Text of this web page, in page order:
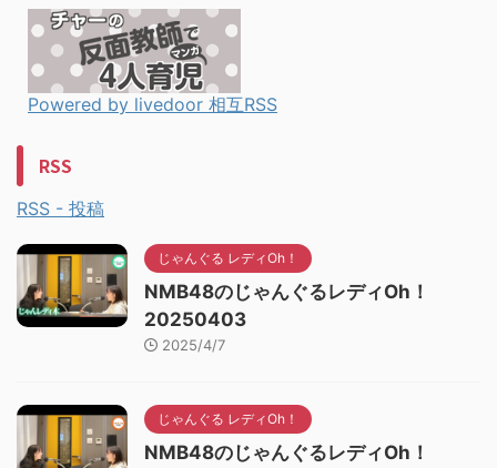
Powered by livedoor 相互RSS
RSS
RSS - 投稿
じゃんぐる レディOh！
NMB48のじゃんぐるレディOh！
20250403
2025/4/7
じゃんぐる レディOh！
NMB48のじゃんぐるレディOh！